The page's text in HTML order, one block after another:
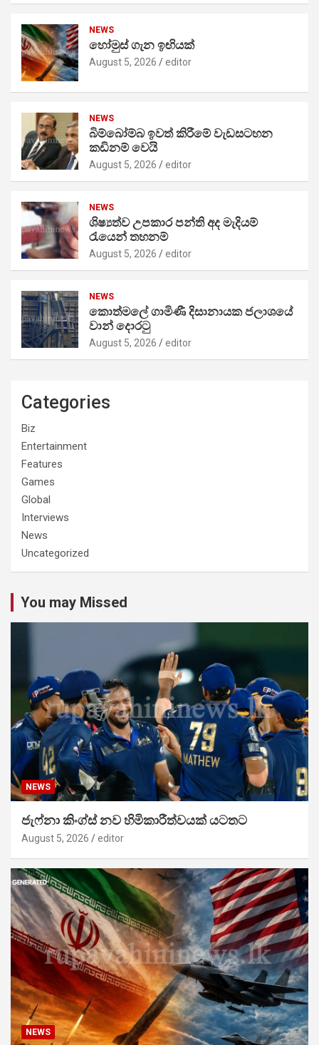
NEWS
හෝමුස් ගැන ඉඟියක්
August 5, 2026 editor
NEWS
බිම්බෝම්බ ඉවත් කිරීමේ වැඩසටහන
කඩිනම් වෙයි
August 5, 2026 editor
NEWS
ශිෂ්‍යත්ව උපකාර පන්ති අද මැදියම්
රැයෙන් තහනම්
August 5, 2026 editor
NEWS
කොත්මලේ ගාමිණී දිසානායක ජලාශයේ
වාන් දොරටු
August 5, 2026 editor
Categories
Biz
Entertainment
Features
Games
Global
Interviews
News
Uncategorized
You may Missed
NEWS
ජැෆ්නා කිංග්ස් නව හිමිකාරීත්වයක් යටතට
August 5, 2026 editor
NEWS